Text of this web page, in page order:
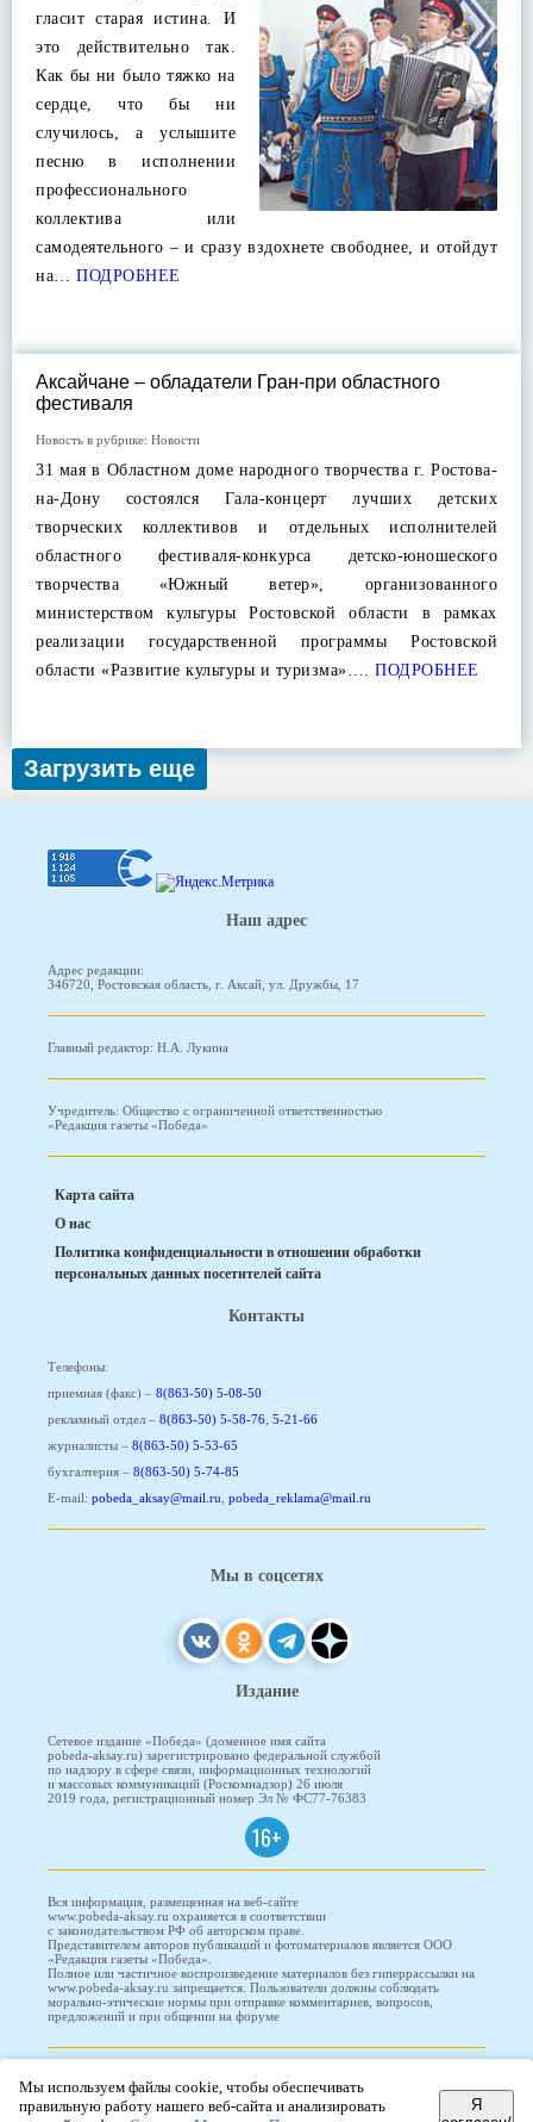
гласит старая истина. И
это действительно так.
Как бы ни было тяжко на
сердце, что бы ни
случилось, а услышите
песню в исполнении
профессионального
коллектива или
самодеятельного – и сразу вздохнете свободнее, и отойдут
на… ПОДРОБНЕЕ
Аксайчане – обладатели Гран-при областного
фестиваля
Новость в рубрике: Новости
31 мая в Областном доме народного творчества г. Ростова-
на-Дону состоялся Гала-концерт лучших детских
творческих коллективов и отдельных исполнителей
областного фестиваля-конкурса детско-юношеского
творчества «Южный ветер», организованного
министерством культуры Ростовской области в рамках
реализации государственной программы Ростовской
области «Развитие культуры и туризма»…. ПОДРОБНЕЕ
Загрузить еще
Наш адрес
Адрес редакции:
346720, Ростовская область, г. Аксай, ул. Дружбы, 17
Главный редактор: Н.А. Лукина
Учредитель: Общество с ограниченной ответственностью
«Редакция газеты «Победа»
Карта сайта
О нас
Политика конфиденциальности в отношении обработки
персональных данных посетителей сайта
Контакты
Телефоны:
приемная (факс) – 8(863-50) 5-08-50
рекламный отдел – 8(863-50) 5-58-76 5-21-66
журналисты – 8(863-50) 5-53-65
бухгалтерия – 8(863-50) 5-74-85
E-mail: pobeda_aksay@mail.ru pobeda_reklama@mail.ru
Мы в соцсетях
Издание
Сетевое издание «Победа» (доменное имя сайта
pobeda-aksay.ru) зарегистрировано федеральной службой
по надзору в сфере связи, информационных технологий
и массовых коммуникаций (Роскомнадзор) 26 июля
2019 года, регистрационный номер Эл № ФС77-76383
16+
Вся информация, размещенная на веб-сайте
www.pobeda-aksay.ru охраняется в соответствии
с законодательством РФ об авторском праве.
Представителем авторов публикаций и фотоматериалов является ООО
«Редакция газеты «Победа».
Полное или частичное воспроизведение материалов без гиперрассылки на
www.pobeda-aksay.ru запрещается. Пользователи должны соблюдать
морально-этические нормы при отправке комментариев, вопросов,
предложений и при общении на форуме
Мы используем файлы cookie, чтобы обеспечивать
правильную работу нашего веб-сайта и анализировать
Я